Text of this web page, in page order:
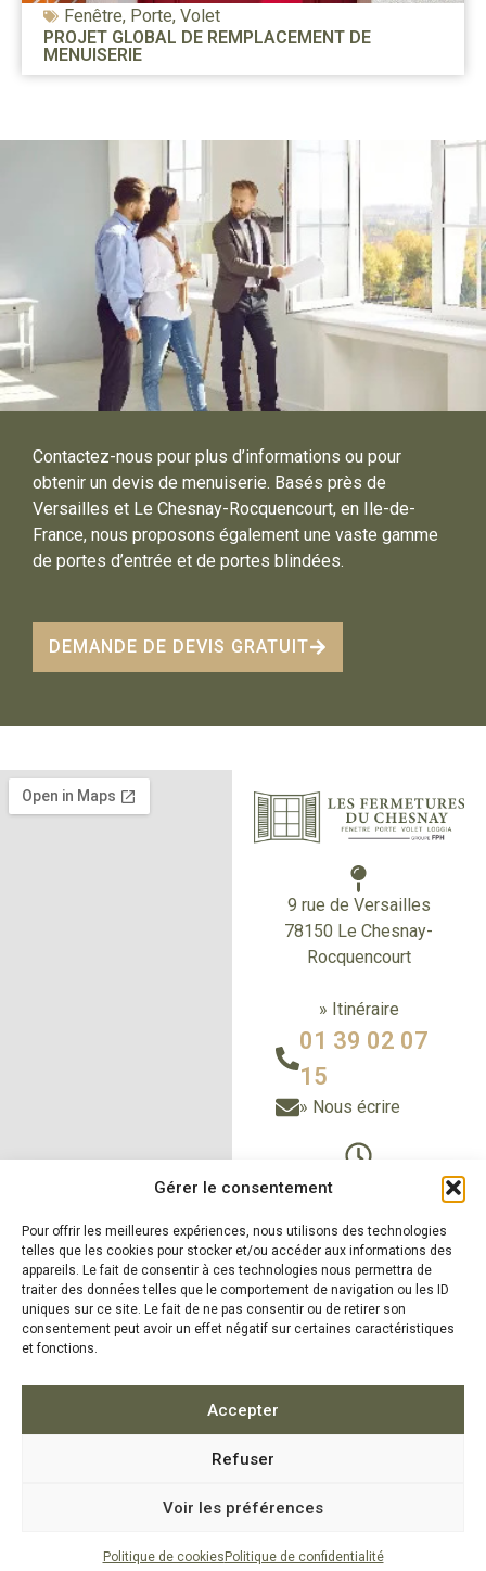
Gérer le consentement
Pour offrir les meilleures expériences, nous utilisons des technologies
telles que les cookies pour stocker et/ou accéder aux informations des
appareils. Le fait de consentir à ces technologies nous permettra de
traiter des données telles que le comportement de navigation ou les ID
uniques sur ce site. Le fait de ne pas consentir ou de retirer son
consentement peut avoir un effet négatif sur certaines caractéristiques
et fonctions.
Accepter
Refuser
Voir les préférences
Politique de cookies Politique de confidentialité
Fenêtre, Porte, Volet
PROJET GLOBAL DE REMPLACEMENT DE
MENUISERIE
Contactez-nous pour plus d’informations ou pour
obtenir un devis de menuiserie. Basés près de
Versailles et Le Chesnay-Rocquencourt, en Ile-de-
France, nous proposons également une vaste gamme
de portes d’entrée et de portes blindées.
DEMANDE DE DEVIS GRATUIT
9 rue de Versailles
78150 Le Chesnay-
Rocquencourt
» Itinéraire
01 39 02 07
15
» Nous écrire
Du Lundi au vendredi
et de 14h à 18h
Le samedi sur RDV
réalisations
» Zones
d'intervention
Actualités
|POLITIQUE DE CONFIDENTIALITÉ